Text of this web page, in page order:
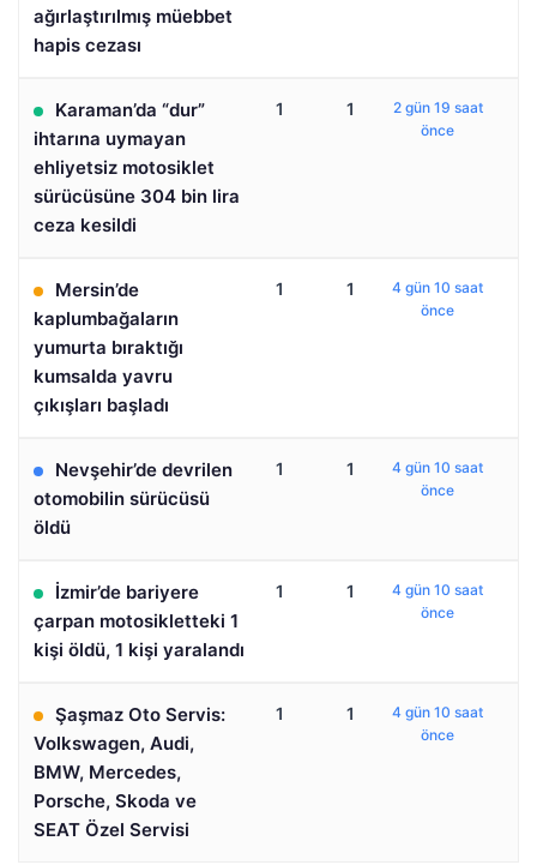
ağırlaştırılmış müebbet
hapis cezası
Karaman’da “dur”
ihtarına uymayan
ehliyetsiz motosiklet
sürücüsüne 304 bin lira
ceza kesildi
1 1
2 gün 19 saat
önce
Mersin’de
kaplumbağaların
yumurta bıraktığı
kumsalda yavru
çıkışları başladı
1 1
4 gün 10 saat
önce
Nevşehir’de devrilen
otomobilin sürücüsü
öldü
1 1
4 gün 10 saat
önce
İzmir’de bariyere
çarpan motosikletteki 1
kişi öldü, 1 kişi yaralandı
1 1
4 gün 10 saat
önce
Şaşmaz Oto Servis:
Volkswagen, Audi,
BMW, Mercedes,
Porsche, Skoda ve
SEAT Özel Servisi
1 1
4 gün 10 saat
önce